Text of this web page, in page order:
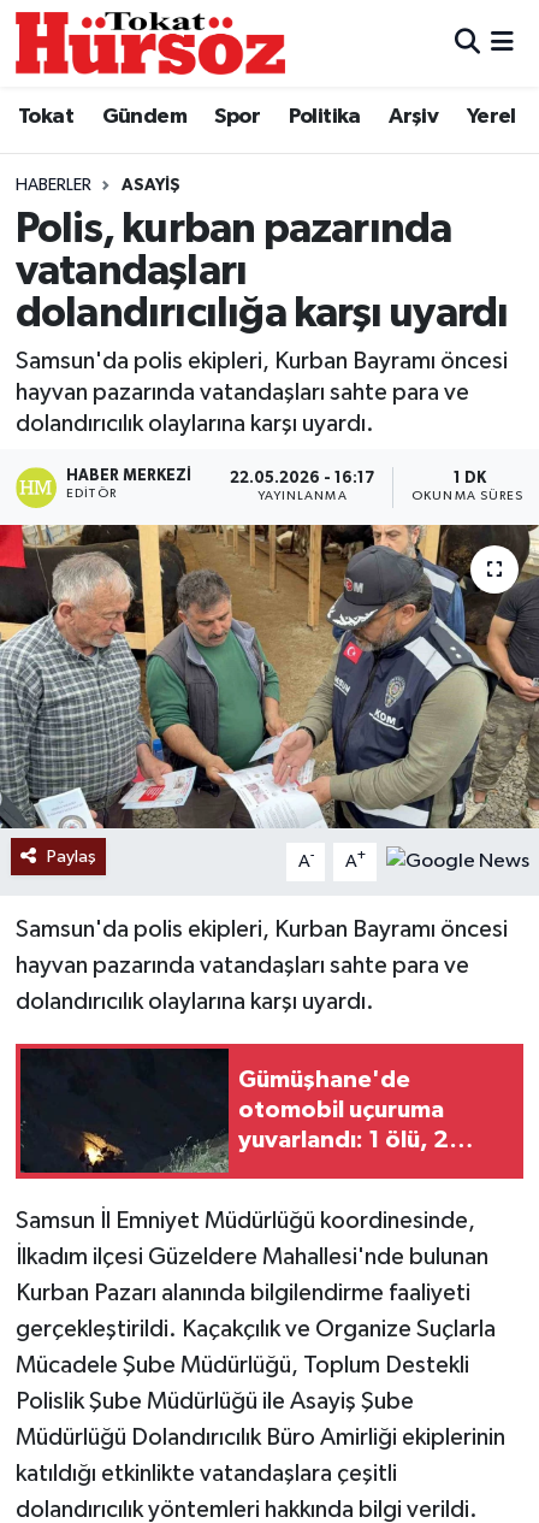
Tokat Gündem Spor Politika Arşiv Yerel
HABERLER ASAYIŞ
Polis, kurban pazarında
vatandaşları
dolandırıcılığa karşı uyardı
Samsun'da polis ekipleri, Kurban Bayramı öncesi
hayvan pazarında vatandaşları sahte para ve
dolandırıcılık olaylarına karşı uyardı.
HABER MERKEZI
EDITÖR
22.05.2026 - 16:17
YAYINLANMA
1 DK
OKUNMA SÜRESI
Paylaş A- A+
Samsun'da polis ekipleri, Kurban Bayramı öncesi
hayvan pazarında vatandaşları sahte para ve
dolandırıcılık olaylarına karşı uyardı.
Gümüşhane'de
otomobil uçuruma
yuvarlandı: 1 ölü, 2
Samsun İl Emniyet Müdürlüğü koordinesinde,
İlkadım ilçesi Güzeldere Mahallesi'nde bulunan
Kurban Pazarı alanında bilgilendirme faaliyeti
gerçekleştirildi. Kaçakçılık ve Organize Suçlarla
Mücadele Şube Müdürlüğü, Toplum Destekli
Polislik Şube Müdürlüğü ile Asayiş Şube
Müdürlüğü Dolandırıcılık Büro Amirliği ekiplerinin
katıldığı etkinlikte vatandaşlara çeşitli
dolandırıcılık yöntemleri hakkında bilgi verildi.
Türkiye Gündemi
Gündem
Asayiş
Politika
Eğitim
Ekonomi
Sağlık
Tokat Haber
Hava Durumu
Tokat Namaz Vakitleri
Trafik Durumu
Süper Lig Puan Durumu ve Fikstür
Tüm Manşetler
Haber Arşivi